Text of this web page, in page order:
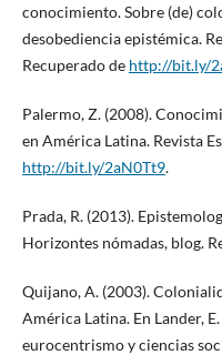
conocimiento. Sobre (de)
desobediencia epistémica.
Recuperado de http://bit.ly/
Palermo, Z. (2008).
en América Latina. Revista
http://bit.ly/2aN0Tt9.
Prada, R. (2013).
Horizontes nómadas, blog.
Quijano, A. (2003).
América Latina. En Lander,
eurocentrismo y ciencias